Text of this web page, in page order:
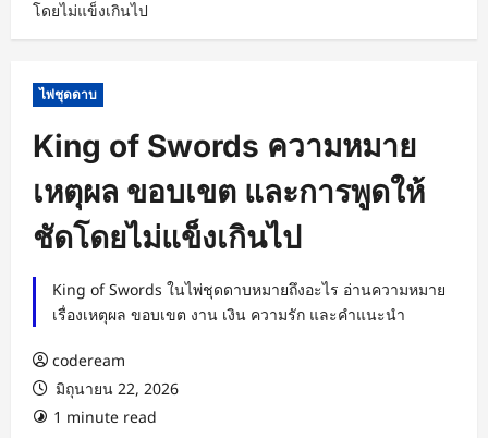
โดยไม่แข็งเกินไป
ไพ่ชุดดาบ
King of Swords ความหมาย
เหตุผล ขอบเขต และการพูดให้
ชัดโดยไม่แข็งเกินไป
King of Swords ในไพ่ชุดดาบหมายถึงอะไร อ่านความหมาย
เรื่องเหตุผล ขอบเขต งาน เงิน ความรัก และคำแนะนำ
codeream
มิถุนายน 22, 2026
1 minute read